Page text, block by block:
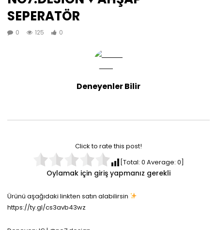
SEPERATÖR
0 125 0
Deneyenler Bilir
Click to rate this post!
[Total: 0 Average: 0]
Oylamak için giriş yapmanız gerekli
Ürünü aşağıdaki linkten satın alabilirsin
https://ty.gl/cs3avb43wz